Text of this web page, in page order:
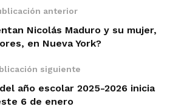
anterior
Nicolás Maduro y su mujer,
en Nueva York?
siguiente
año escolar 2025-2026 inicia
6 de enero